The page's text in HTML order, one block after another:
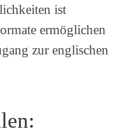
ist
ermöglichen
zur englischen